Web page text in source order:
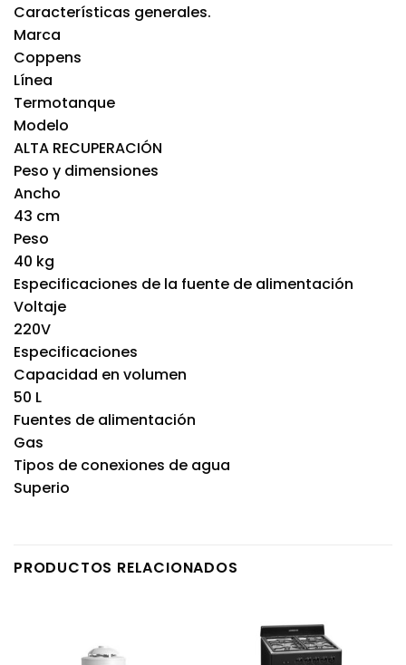
Características generales.
Marca
Coppens
Línea
Termotanque
Modelo
ALTA RECUPERACIÓN
Peso y dimensiones
Ancho
43 cm
Peso
40 kg
Especificaciones de la fuente de alimentación
Voltaje
220V
Especificaciones
Capacidad en volumen
50 L
Fuentes de alimentación
Gas
Tipos de conexiones de agua
Superio
PRODUCTOS RELACIONADOS